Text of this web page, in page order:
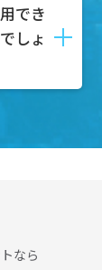
を
を
ー
験
躍
、
ミ
今
でき
しょ
職
なら